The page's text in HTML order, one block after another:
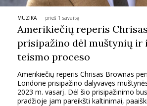
MUZIKA prieš 1 savaitę
Amerikiečių reperis
prisipažino dėl muštynių ir
teismo proceso
Amerikiečių reperis Chrisas Brownas
Londone prisipažino dalyvavęs
2023 m. vasarį. Dėl šio prisipažinimo
pradžioje jam pareikšti kaltinimai,